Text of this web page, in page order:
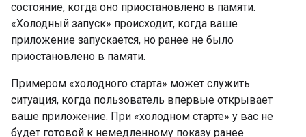
состояние, когда оно приостановлено в памяти.
«Холодный запуск» происходит, когда ваше
приложение запускается, но ранее не было
приостановлено в памяти.
Примером «холодного старта» может служить
ситуация, когда пользователь впервые открывает
ваше приложение. При «холодном старте» у вас не
будет готовой к немедленному показу ранее